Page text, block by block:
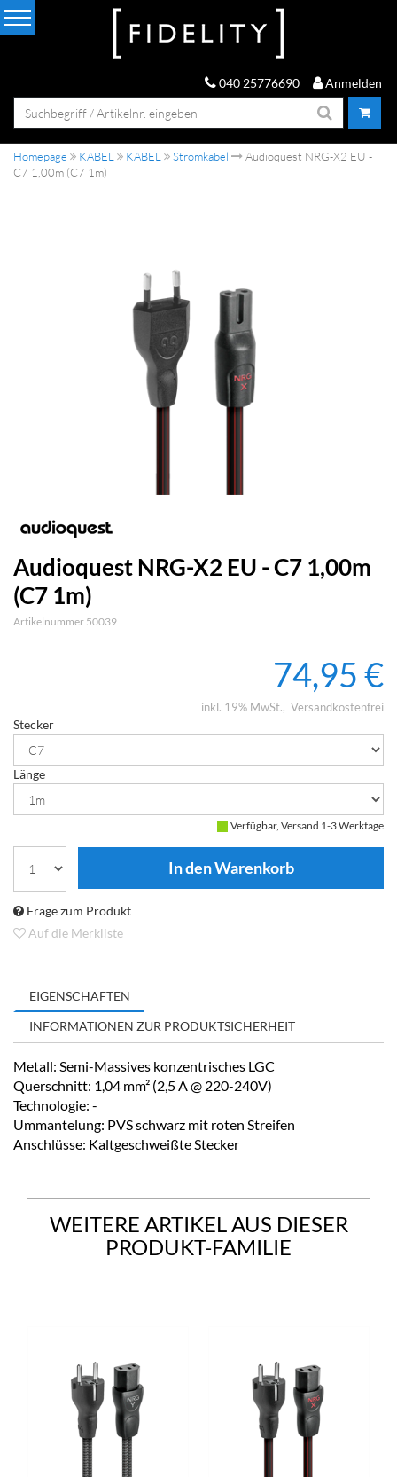
040 25776690 Anmelden
Homepage KABEL KABEL Stromkabel
Audioquest NRG-X2 EU -
C7 1,00m (C7 1m)
Audioquest NRG-X2 EU - C7 1,00m
(C7 1m)
Artikelnummer 50039
74,95 €
inkl. 19% MwSt. Versandkostenfrei
Stecker
Länge
Verfügbar, Versand 1-3 Werktage
Frage zum Produkt
Auf die Merkliste
EIGENSCHAFTEN
INFORMATIONEN ZUR PRODUKTSICHERHEIT
Metall: Semi-Massives konzentrisches LGC
Querschnitt: 1,04 mm² (2,5 A @ 220-240V)
Technologie: -
Ummantelung: PVS schwarz mit roten Streifen
Anschlüsse: Kaltgeschweißte Stecker
WEITERE ARTIKEL AUS DIESER
PRODUKT-FAMILIE